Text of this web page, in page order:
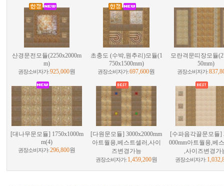
산경문전모듈(2250x2000m
m)
권장소비자가:925,000원
초충도 (수박,원추리)모듈(1
750x1500mm)
권장소비자가:697,600원
모란격문띠장모듈
50mm)
권장소비자가:
[대나무문모듈] 1750x1000m
m(4)
권장소비자가:296,800원
[다원문모듈] 3000x2000mm
아트월용,베스트셀러,사이
즈변경가능
권장소비자가: 1,459,200원
[수파음각끌문모듈]
000mm아트월용,베
,사이즈변경가
권장소비자가: